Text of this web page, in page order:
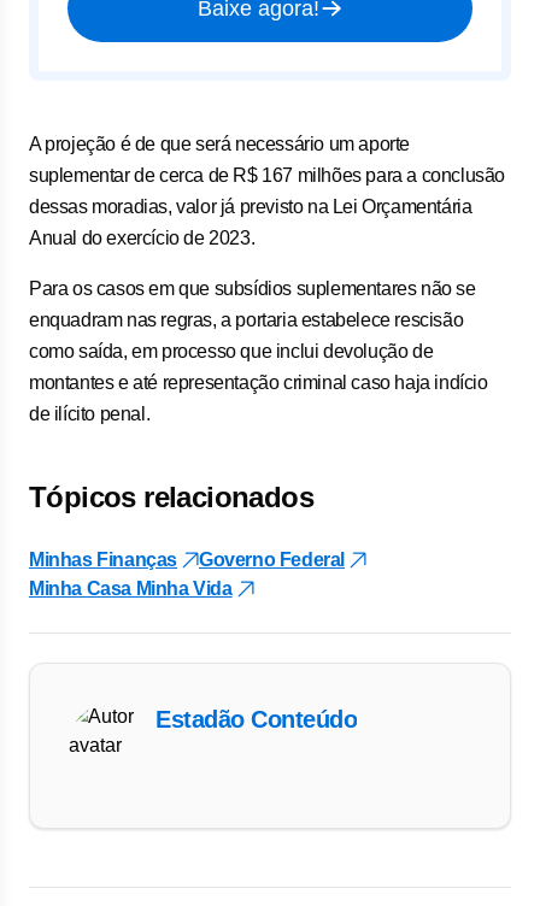
Baixe agora!
A projeção é de que será necessário um aporte
suplementar de cerca de R$ 167 milhões para a conclusão
dessas moradias, valor já previsto na Lei Orçamentária
Anual do exercício de 2023.
Para os casos em que subsídios suplementares não se
enquadram nas regras, a portaria estabelece rescisão
como saída, em processo que inclui devolução de
montantes e até representação criminal caso haja indício
de ilícito penal.
Tópicos relacionados
Minhas Finanças
Governo Federal
Minha Casa Minha Vida
Estadão Conteúdo